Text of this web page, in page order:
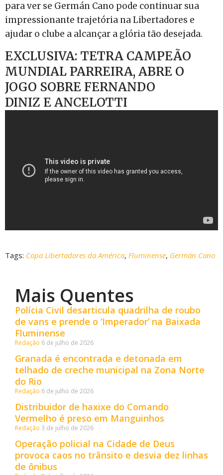
para ver se Germán Cano pode continuar sua
impressionante trajetória na Libertadores e
ajudar o clube a alcançar a glória tão desejada.
EXCLUSIVA: TETRA CAMPEÃO
MUNDIAL PARREIRA, ABRE O
JOGO SOBRE FERNANDO
DINIZ E ANCELOTTI
Tags: Copa Libertadores da América, Fluminense, Germán Cano
Mais Quentes
Polícia Civil desarticula quadrilha de roubo
de vans e prende o ‘Imperador’ na Baixada
Fluminense
Redação 6 de julho de 2026
Granada é encontrada e detonada em
telhado de creche municipal na Zona Norte
do Rio
Redação 6 de julho de 2026
Distribuidor de haxixe do Comando
Vermelho é preso em Manguinhos
Redação 3 de julho de 2026
Operação policial na Cidade de Deus
provoca caos no trânsito e desvia dez linhas
de ônibus